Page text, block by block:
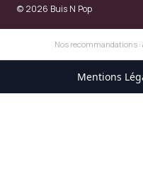
© 2026 Buis N Pop
Nos recommandations :
Mentions